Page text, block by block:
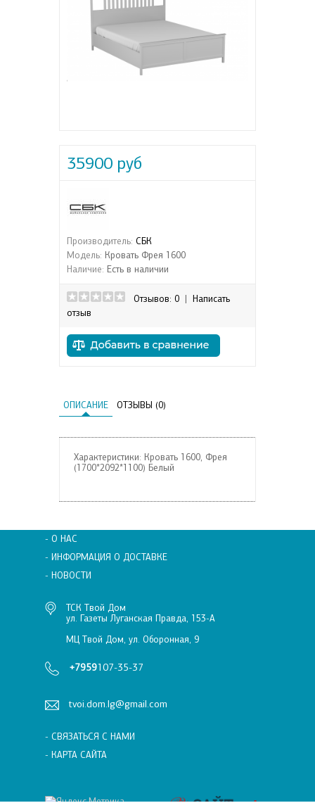
35900 руб
Производитель: СБК
Модель: Кровать Фрея 1600
Наличие: Есть в наличии
Отзывов: 0
Написать
отзыв
ОПИСАНИЕ ОТЗЫВЫ (0)
Характеристики: Кровать 1600, Фрея
(1700*2092*1100) Белый
- О НАС
- ИНФОРМАЦИЯ О ДОСТАВКЕ
- НОВОСТИ
ТСК Твой Дом
ул. Газеты Луганская Правда, 153-А
МЦ Твой Дом, ул. Оборонная, 9
+7959107-35-37
tvoi.dom.lg@gmail.com
- СВЯЗАТЬСЯ С НАМИ
- КАРТА САЙТА